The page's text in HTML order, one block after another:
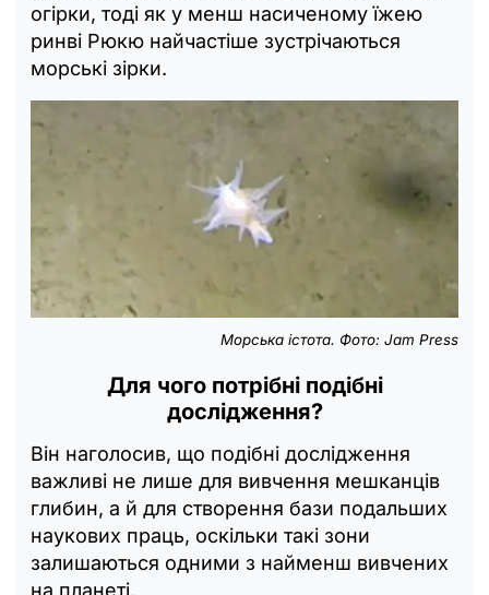
огірки, тоді як у менш насиченому їжею
ринві Рюкю найчастіше зустрічаються
морські зірки.
Морська істота. Фото: Jam Press
Для чого потрібні подібні
дослідження?
Він наголосив, що подібні дослідження
важливі не лише для вивчення мешканців
глибин, а й для створення бази подальших
наукових праць, оскільки такі зони
залишаються одними з найменш вивчених
на планеті.